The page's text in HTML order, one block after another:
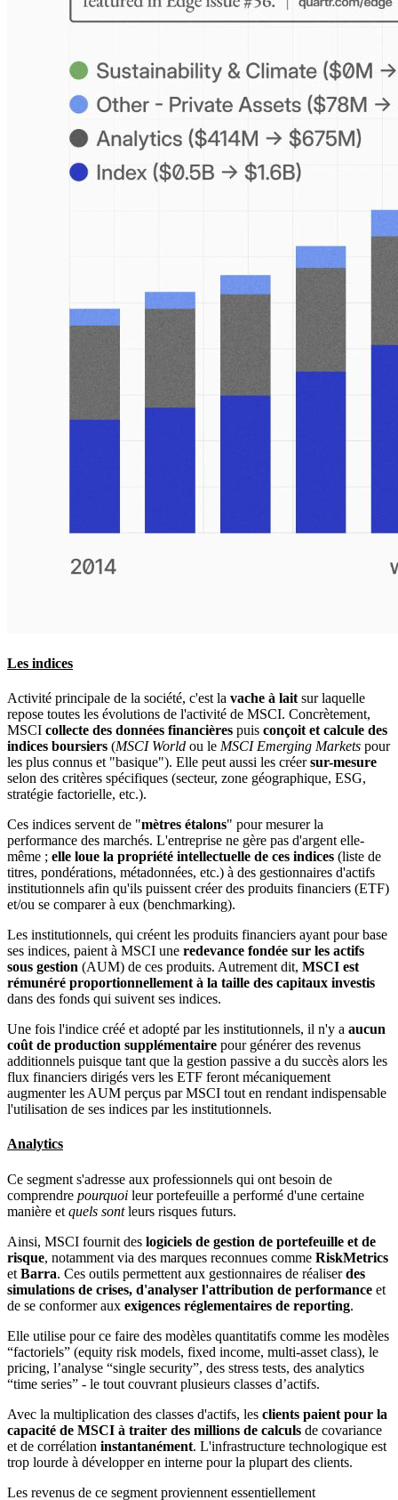
Les indices
Activité principale de la société, c'est la vache à lait sur laquelle
repose toutes les évolutions de l'activité de MSCI. Concrètement,
MSCI collecte des données financières puis conçoit et calcule des
indices boursiers (MSCI World ou le MSCI Emerging Markets pour
les plus connus et "basique"). Elle peut aussi les créersur-mesure
selon des critères spécifiques (secteur, zone géographique, ESG,
stratégie factorielle, etc.).
Ces indices servent de "mètres étalons" pour mesurer la
performance des marchés. L'entreprise ne gère pas d'argent elle-
même ; elle loue la propriété intellectuelle de ces indices (liste de
titres, pondérations, métadonnées, etc.) à des gestionnaires d'actifs
institutionnels afin qu'ils puissent créer des produits financiers (ETF)
et/ou se comparer à eux (benchmarking).
Les institutionnels, qui créent les produits financiers ayant pour base
ses indices, paient à MSCI une redevance fondée sur les actifs
sous gestion (AUM) de ces produits. Autrement dit, MSCI est
rémunéré proportionnellement à la taille des capitaux investis
dans des fonds qui suivent ses indices.
Une fois l'indice créé et adopté par les institutionnels, il n'y a aucun
coût de production supplémentaire pour générer des revenus
additionnels puisque tant que la gestion passive a du succès alors les
flux financiers dirigés vers les ETF feront mécaniquement
augmenter les AUM perçus par MSCI tout en rendant indispensable
l'utilisation de ses indices par les institutionnels.
Analytics
Ce segment s'adresse aux professionnels qui ont besoin de
comprendre pourquoi leur portefeuille a performé d'une certaine
manière et quels sontleurs risques futurs.
Ainsi, MSCI fournit des logiciels de gestion de portefeuille et de
risque, notamment via des marques reconnues comme RiskMetrics
et Barra. Ces outils permettent aux gestionnaires de réaliserdes
simulations de crises, d'analyser l'attribution de performance et
de se conformer aux exigences réglementaires de reporting.
Elle utilise pour ce faire des modèles quantitatifs comme les modèles
“factoriels” (equity risk models, fixed income, multi-asset class), le
pricing, l’analyse “single security”, des stress tests, des analytics
“time series” ­- le tout couvrant plusieurs classes d’actifs.
Avec la multiplication des classes d'actifs, les clients paient pour la
capacité de MSCI à traiter des millions de calculs de covariance
et de corrélation instantanément. L'infrastructure technologique est
trop lourde à développer en interne pour la plupart des clients.
Les revenus de ce segment proviennent essentiellement